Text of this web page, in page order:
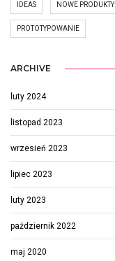
IDEAS NOWE PRODUKTY
PROTOTYPOWANIE
ARCHIVE
luty 2024
listopad 2023
wrzesień 2023
lipiec 2023
luty 2023
październik 2022
maj 2020